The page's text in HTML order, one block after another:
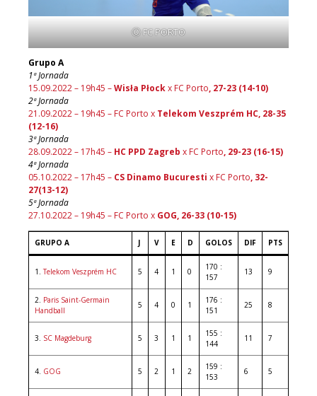
Ⓒ FC PORTO
Grupo A
1ª Jornada
15.09.2022 – 19h45 –Wisła Płockx FC Porto, 27-23 (14-10)
2ª Jornada
21.09.2022 – 19h45 – FC Porto x Telekom Veszprém HC, 28-35
(12-16)
3ª Jornada
28.09.2022 – 17h45 – HC PPD Zagreb x FC Porto, 29-23 (16-15)
4ª Jornada
05.10.2022 – 17h45 – CS Dinamo Bucuresti x FC Porto, 32-
27(13-12)
5ª Jornada
27.10.2022 – 19h45 – FC Porto x GOG, 26-33 (10-15)
GRUPO A J V E D GOLOS DIF PTS
1.Telekom Veszprém HC 5 4 1 0
170 :
157
13 9
2. Paris Saint-Germain
Handball
5 4 0 1
176 :
151
25 8
3. SC Magdeburg 5 3 1 1
155 :
144
11 7
4. GOG 5 2 1 2
159 :
153
6 5